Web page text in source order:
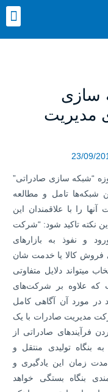
سازی
مدیریت
23/09/
“شبکه سازی صادراتی”
شبکه‌ها تامل و مطالعه
را با علاقمندان این
نکته تاکید شود: “شرکت
و نفوذ به بازارهای
فروش کالا یا خدمت شان
می­تواند دلایل متفاوتی
که علاوه بر شرکت‌های
در مورد آن آگاهی کامل
مدیریت صادرات با یک
فرآیندهای صادراتی از
بنگاه تولیدی منتقل و
زمان این یادگیری و
بنگاه بستگی خواهد